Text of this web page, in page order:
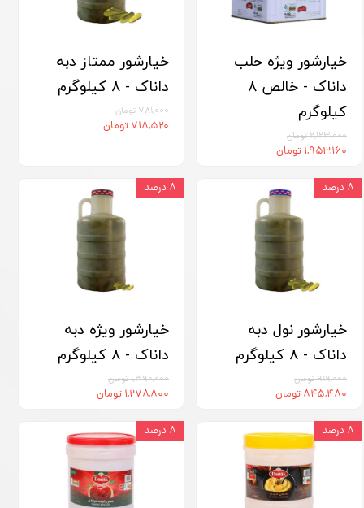
خیارشور ویژه حلب
داناک - خالص 8
کیلوگرم
۲,۱۲۳,۰۰۰ تومان
۱,۹۵۳,۱۶۰ تومان
خیارشور ممتاز دبه
داناک - 8 کیلوگرم
۷۸۱,۰۰۰ تومان
۷۱۸,۵۲۰ تومان
خیارشور نول دبه
داناک - 8 کیلوگرم
۹۱۹,۰۰۰ تومان
۸۴۵,۴۸۰ تومان
۸ درصد
خیارشور ویژه دبه
داناک - 8 کیلوگرم
۱,۳۹۰,۰۰۰ تومان
۱,۲۷۸,۸۰۰ تومان
۸ درصد
۸ درصد ۸ درصد